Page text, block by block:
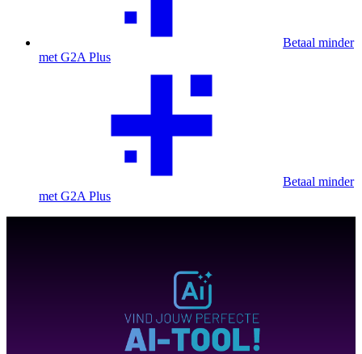
Betaal minder
met G2A Plus
Betaal minder
met G2A Plus